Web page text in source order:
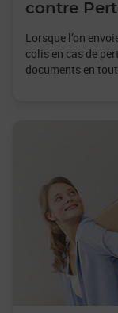
contre
Lorsque l’on
colis en cas de
documents en